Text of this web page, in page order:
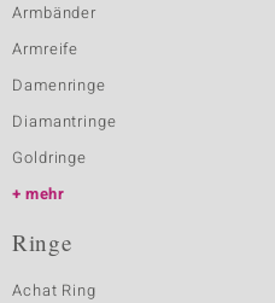
Armbänder
Armreife
Damenringe
Diamantringe
Goldringe
mehr
Ringe
Achat Ring